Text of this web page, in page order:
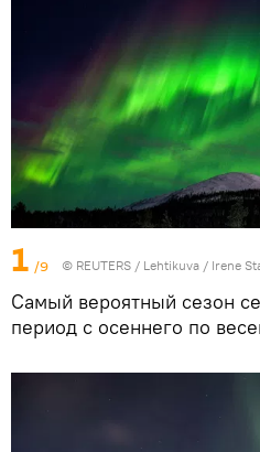
1 /9 © REUTERS / Lehtikuva / Irene
Самый вероятный сезон
период с осеннего по